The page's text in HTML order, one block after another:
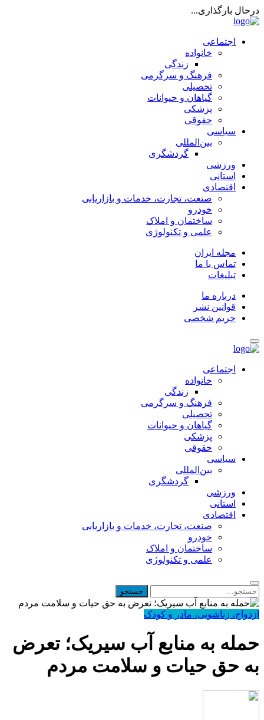
درحال بارگذاری...
اجتماعی
خانواده
زندگی
فرهنگ و سرگرمی
تحصیلی
گیاهان و حیوانات
پزشکی
حقوقی
سیاسی
بین‌المللی
گردشگری
ورزشی
استانی
اقتصادی
صنعت، تجارت، خدمات و بازاریابی
خودرو
ساختمان و املاک
علمی و تکنولوژی
مجله ایران
تماس با ما
تبلیغات
درباره ما
قوانین نشر
حریم شخصی
اجتماعی
خانواده
زندگی
فرهنگ و سرگرمی
تحصیلی
گیاهان و حیوانات
پزشکی
حقوقی
سیاسی
بین‌المللی
گردشگری
ورزشی
استانی
اقتصادی
صنعت، تجارت، خدمات و بازاریابی
خودرو
ساختمان و املاک
علمی و تکنولوژی
ازدواج، زناشویی، مادر و کودک
حمله به منابع آب سیریک؛ تعرض
به حق حیات و سلامت مردم